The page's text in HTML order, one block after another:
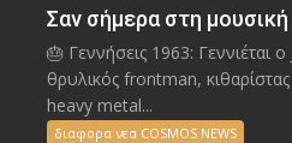
Σαν σήμερα στη μουσική
🎂 Γεννήσεις 1963: Γεννιέται
θρυλικός frontman,
heavy metal...
διαφορα νεα COSMOS NEWS